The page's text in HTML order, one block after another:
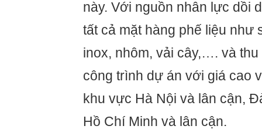
này. Với nguồn nhân lực dồi
tất cả mặt hàng phế liệu như
inox, nhôm, vải cây,…. và
công trình dự án với giá cao
khu vực Hà Nội và lân cận,
Hồ Chí Minh và lân cận.